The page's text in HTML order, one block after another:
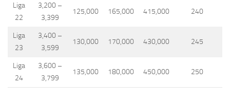
Liga
22
3,200 –
3,399
125,000 165,000 415,000 240
Liga
23
3,400 –
3,599
130,000 170,000 430,000 245
Liga
24
3,600 –
3,799
135,000 180,000 450,000 250